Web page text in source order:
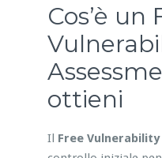
Cos’è un
ottieni
Il Free